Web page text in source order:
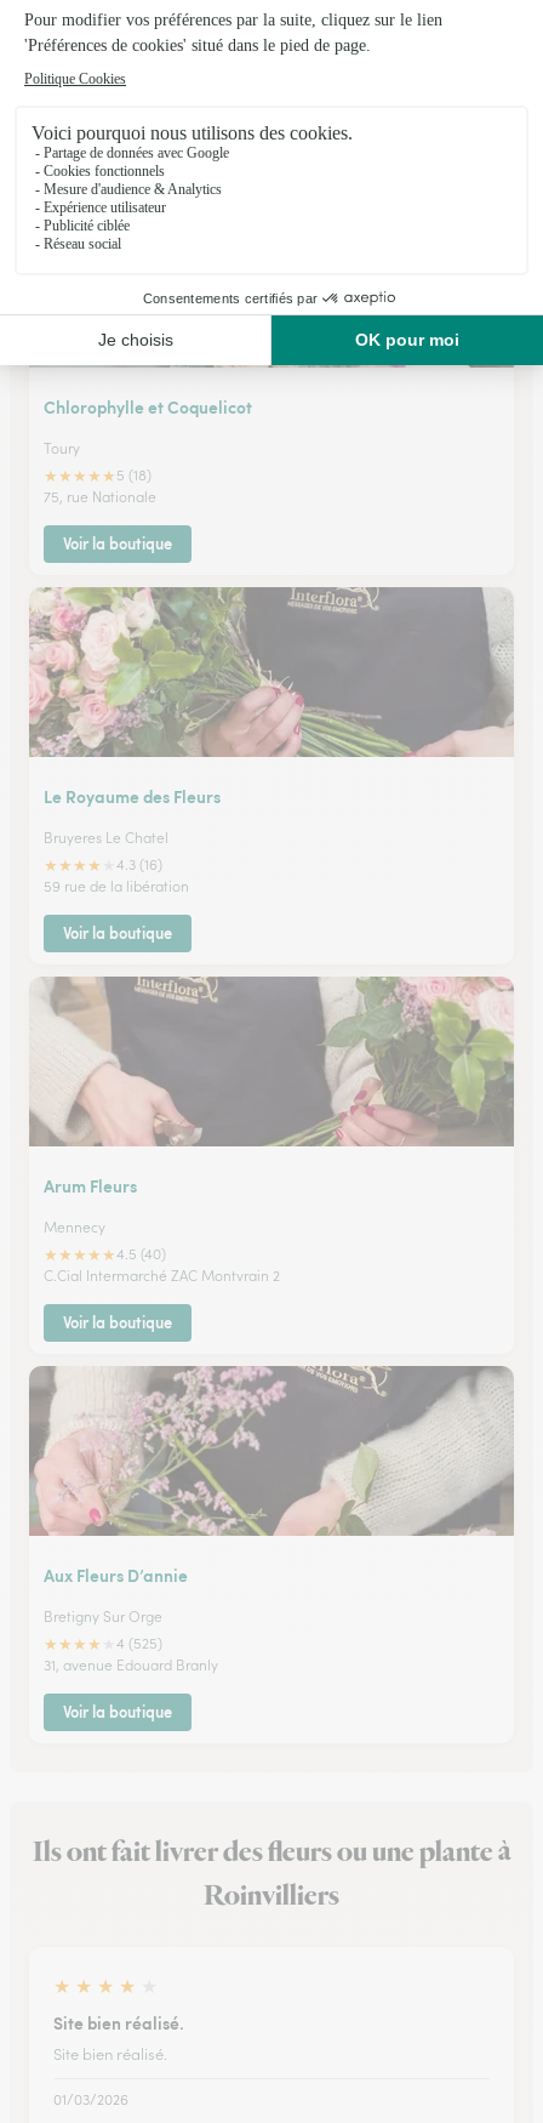
L’atelier D’olivier
★★★★★4.4 (426)
Voir la boutique
Chlorophylle et Coquelicot
Toury
★★★★★ 5 (18)
75, rue Nationale
Voir la boutique
Le Royaume des Fleurs
Bruyeres Le Chatel
★★★★
4.3 (16)
59 rue de la libération
Voir la boutique
Arum Fleurs
Mennecy
★★★★★4.5 (40)
C.Cial Intermarché ZAC Montvrain 2
Voir la boutique
Aux Fleurs D’annie
Bretigny Sur Orge
★★★★
4 (525)
31, avenue Edouard Branly
Voir la boutique
Ils ont fait livrer des fleurs ou une plante à
Roinvilliers
★ ★ ★ ★
Site bien réalisé.
Site bien réalisé.
01/03/2026